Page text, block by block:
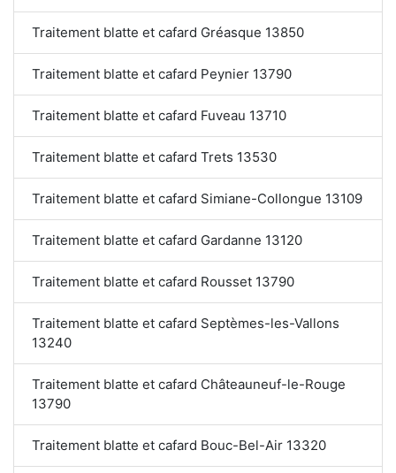
Traitement blatte et cafard Gréasque 13850
Traitement blatte et cafard Peynier 13790
Traitement blatte et cafard Fuveau 13710
Traitement blatte et cafard Trets 13530
Traitement blatte et cafard Simiane-Collongue 13109
Traitement blatte et cafard Gardanne 13120
Traitement blatte et cafard Rousset 13790
Traitement blatte et cafard Septèmes-les-Vallons
13240
Traitement blatte et cafard Châteauneuf-le-Rouge
13790
Traitement blatte et cafard Bouc-Bel-Air 13320